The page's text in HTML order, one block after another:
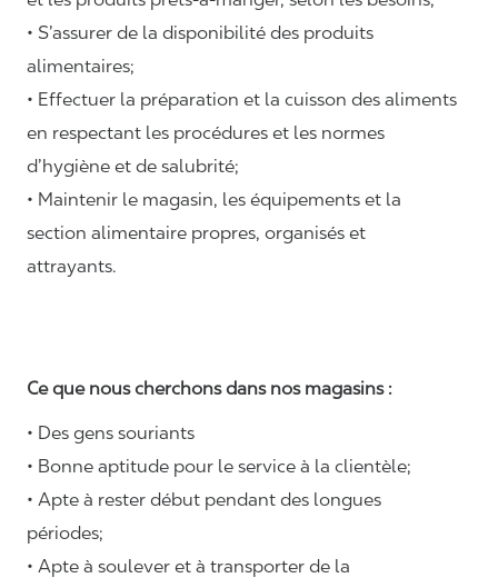
• S’assurer de la disponibilité des produits
alimentaires;
• Effectuer la préparation et la cuisson des aliments
en respectant les procédures et les normes
d’hygiène et de salubrité;
• Maintenir le magasin, les équipements et la
section alimentaire propres, organisés et
attrayants.
Ce que nous cherchons dans nos magasins :
• Des gens souriants
• Bonne aptitude pour le service à la clientèle;
• Apte à rester début pendant des longues
périodes;
• Apte à soulever et à transporter de la